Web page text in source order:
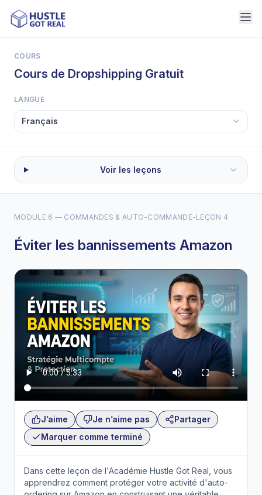
COURS
Cours de Dropshipping Gratuit
LANGUE
Voir les leçons
MODULE 6 — COMMANDES & AUTO-COMMANDE-LEÇON 4
Éviter les bannissements Amazon
J’aime Je n’aime pas
Partager
Marquer comme terminé
Dans cette leçon de l'Académie Hustle Got Real, vous
apprendrez comment protéger votre activité d'auto-